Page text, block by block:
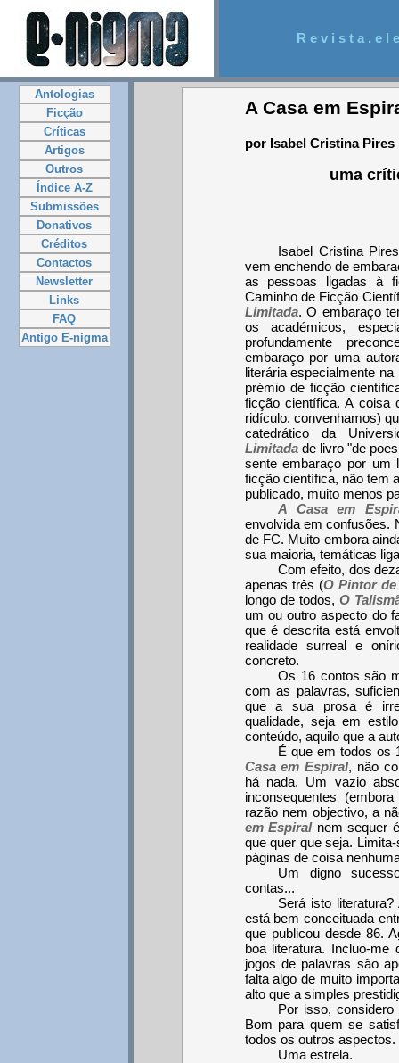
R e v i s t a . e l
Antologias
Ficção
Críticas
Artigos
Outros
Índice A-Z
Submissões
Donativos
Créditos
Contactos
Newsletter
Links
FAQ
Antigo E-nigma
A Casa em
por Isabel Cristina Pires
uma
Isabel Cristina
vem enchendo de
as pessoas ligadas à
Caminho de Ficção
Limitada. O embaraço
os académicos,
profundamente
embaraço por uma
literária especialmente
prémio de ficção
ficção científica. A coisa
ridículo, convenhamos)
catedrático da
Limitadade livro "de
sente embaraço por um
ficção científica, não tem
publicado, muito menos
A Casa em
envolvida em confusões.
de FC. Muito embora
sua maioria, temáticas
Com efeito, dos
apenas três (O Pintor
longo de todos, O
um ou outro aspecto do
que é descrita está
realidade surreal e
concreto.
Os 16 contos são
com as palavras,
que a sua prosa é
qualidade, seja em
conteúdo, aquilo que a
É que em todos os
Casa em Espiral, não
há nada. Um vazio
inconsequentes
razão nem objectivo, a
em Espiralnem sequer
que quer que seja.
páginas de coisa
Um digno
contas...
Será isto
está bem conceituada
que publicou desde 86.
boa literatura. Incluo-me
jogos de palavras são
falta algo de muito
alto que a simples
Por isso, considero
Bom para quem se
todos os outros aspectos.
Uma estrela.